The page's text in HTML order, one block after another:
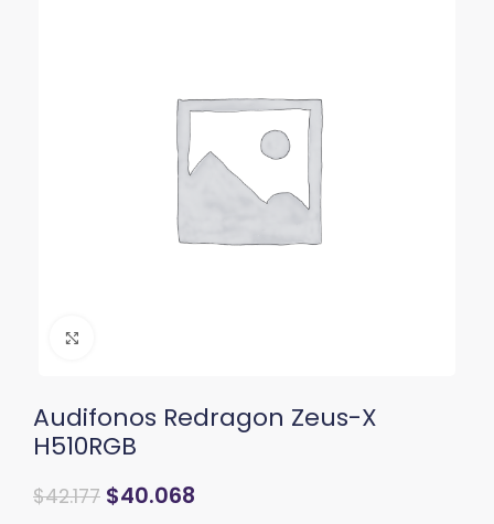
Audifonos Redragon Zeus-X
H510RGB
$42.177 $40.068